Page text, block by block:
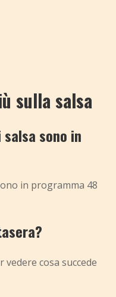
sulla salsa
sono in
in programma 48
vedere cosa succede